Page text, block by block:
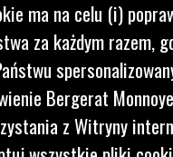
Napisz do
WYŚLIJ
ma na celu (i)
za każdym razem,
Bergerat
z Witryny